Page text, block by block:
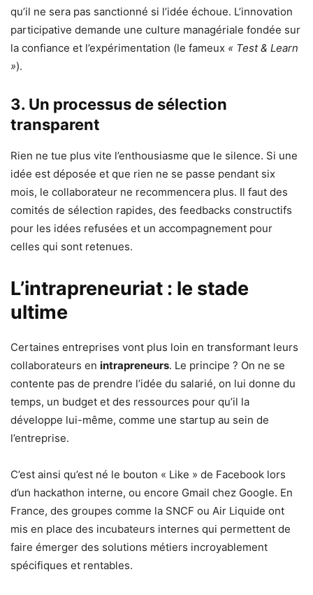
qu’il ne sera pas sanctionné si l’idée échoue. L’innovation
participative demande une culture managériale fondée sur
la confiance et l’expérimentation (le fameux « Test & Learn
»).
3. Un processus de sélection
transparent
Rien ne tue plus vite l’enthousiasme que le silence. Si une
idée est déposée et que rien ne se passe pendant six
mois, le collaborateur ne recommencera plus. Il faut des
comités de sélection rapides, des feedbacks constructifs
pour les idées refusées et un accompagnement pour
celles qui sont retenues.
L’intrapreneuriat : le stade
ultime
Certaines entreprises vont plus loin en transformant leurs
collaborateurs en intrapreneurs. Le principe ? On ne se
contente pas de prendre l’idée du salarié, on lui donne du
temps, un budget et des ressources pour qu’il la
développe lui-même, comme une startup au sein de
l’entreprise.
C’est ainsi qu’est né le bouton « Like » de Facebook lors
d’un hackathon interne, ou encore Gmail chez Google. En
France, des groupes comme la SNCF ou Air Liquide ont
mis en place des incubateurs internes qui permettent de
faire émerger des solutions métiers incroyablement
spécifiques et rentables.